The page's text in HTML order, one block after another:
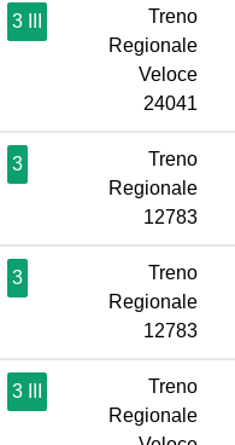
3 III
Treno
Regionale
Veloce
24041
3
Treno
Regionale
12783
3
Treno
Regionale
12783
3 III
Treno
Regionale